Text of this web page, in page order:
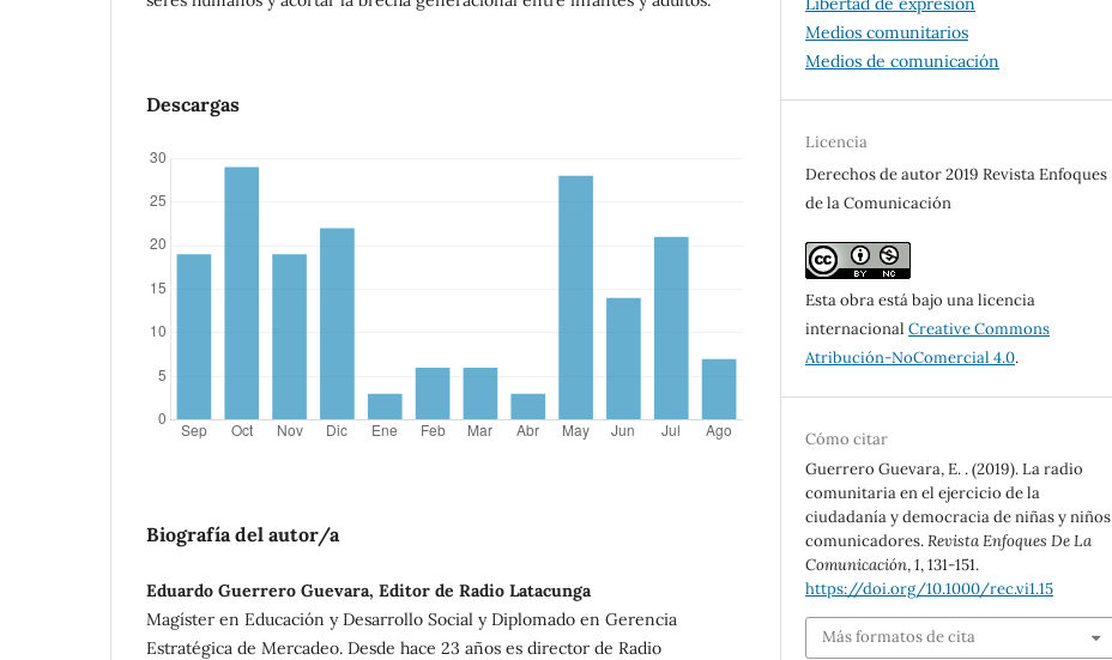
Descargas
Biografía del autor/a
Eduardo Guerrero Guevara, Editor de Radio Latacunga
Magíster en Educación y Desarrollo Social y Diplomado en Gerencia
Estratégica de Mercadeo. Desde hace 23 años es director de Radio
Medios comunitarios
Medios de comunicación
Licencia
Derechos de autor 2019 Revista Enfoques
de la Comunicación
Esta obra está bajo una licencia
internacionalCreative Commons
Atribución-NoComercial 4.0.
Cómo citar
Guerrero Guevara, E. . (2019). La radio
comunitaria en el ejercicio de la
ciudadanía y democracia de niñas y niños
comunicadores.Revista Enfoques De La
Comunicación,1, 131-151.
https://doi.org/10.1000/rec.vi1.15
Más formatos de cita